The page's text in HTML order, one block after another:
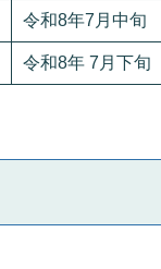
令和8年7月中旬
令和8年 7月下旬